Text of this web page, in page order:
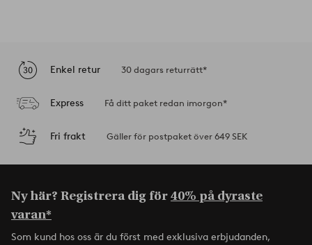
Enkel retur 30 dagars returrätt*
Express Få ditt paket redan imorgon*
Fri frakt Gäller för postpaket över 649 SEK
Ny här? Registrera dig för40% på dyraste
varan*
Som kund hos oss är du först med exklusiva erbjudanden,